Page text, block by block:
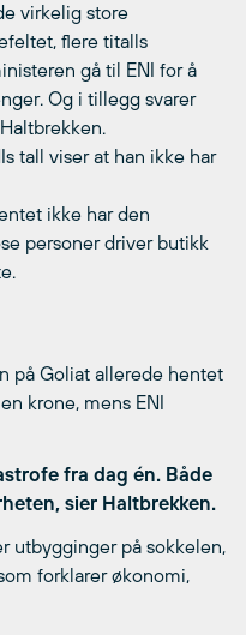
virkelig store
flere titalls
gå til ENI for å
Og i tillegg svarer
tall viser at han ikke har
ikke har den
personer driver butikk
på Goliat allerede hentet
krone, mens ENI
fra dag én. Både
sier Haltbrekken.
utbygginger på sokkelen,
forklarer økonomi,